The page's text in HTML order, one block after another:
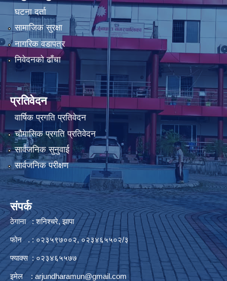
घटना दर्ता
सामाजिक सुरक्षा
नागरिक वडापत्र
निवेदनको ढाँचा
प्रतिवेदन
वार्षिक प्रगति प्रतिवेदन
चौमासिक प्रगति प्रतिवेदन
सार्वजनिक सुनुवाई
सार्वजनिक परीक्षण
संपर्क
ठेगाना : शनिश्चरे, झापा
फोन . : ०२३५९७००२, ०२३४६५५०२/३
फ्याक्स : ०२३४६५५७७
इमेल :arjundharamun@gmail.com